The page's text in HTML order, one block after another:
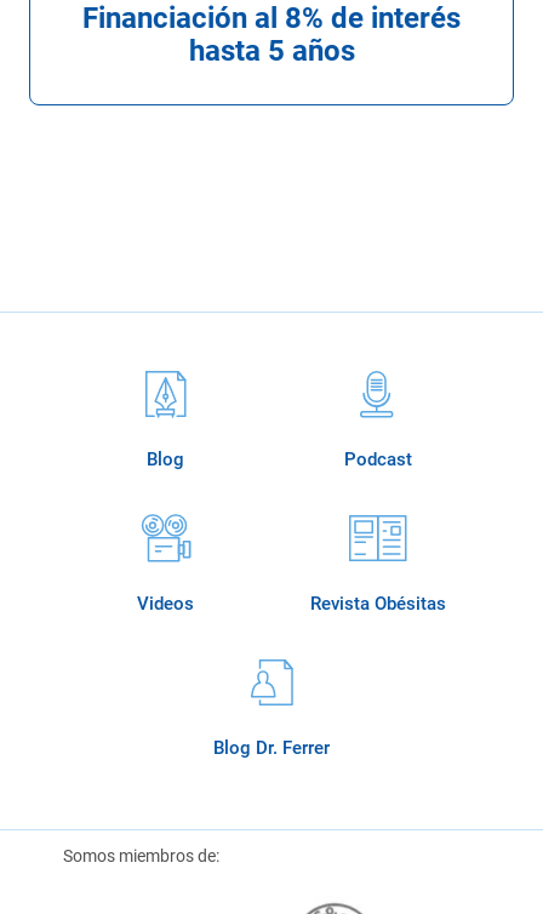
Financiación al 8% de interés
hasta 5 años
Blog Podcast
Videos Revista Obésitas
Blog Dr. Ferrer
Somos miembros de: